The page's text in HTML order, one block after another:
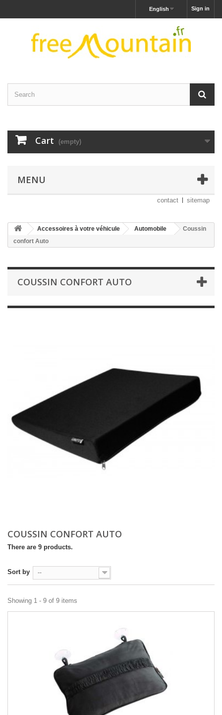
Sign in
English
Cart (empty)
MENU
contact sitemap
Accessoires à votre véhicule Automobile
Coussin
confort Auto
COUSSIN CONFORT AUTO
COUSSIN CONFORT AUTO
There are 9 products.
Sort by --
Showing 1 - 9 of 9 items